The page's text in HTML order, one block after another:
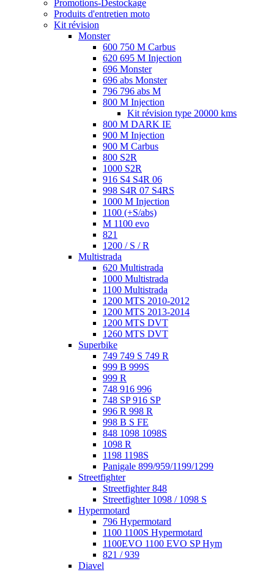
Promotions-Destockage
Produits d'entretien moto
Kit révision
Monster
600 750 M Carbus
620 695 M Injection
696 Monster
696 abs Monster
796 796 abs M
800 M Injection
Kit révision type 20000 kms
800 M DARK IE
900 M Injection
900 M Carbus
800 S2R
1000 S2R
916 S4 S4R 06
998 S4R 07 S4RS
1000 M Injection
1100 (+S/abs)
M 1100 evo
821
1200 / S / R
Multistrada
620 Multistrada
1000 Multistrada
1100 Multistrada
1200 MTS 2010-2012
1200 MTS 2013-2014
1200 MTS DVT
1260 MTS DVT
Superbike
749 749 S 749 R
999 B 999S
999 R
748 916 996
748 SP 916 SP
996 R 998 R
998 B S FE
848 1098 1098S
1098 R
1198 1198S
Panigale 899/959/1199/1299
Streetfighter
Streetfighter 848
Streetfighter 1098 / 1098 S
Hypermotard
796 Hypermotard
1100 1100S Hypermotard
1100EVO 1100 EVO SP Hym
821 / 939
Diavel